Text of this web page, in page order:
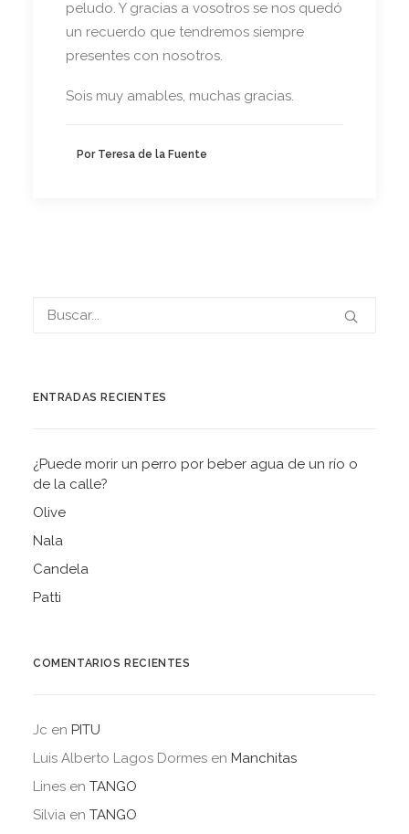
peludo. Y gracias a vosotros se nos quedó
un recuerdo que tendremos siempre
presentes con nosotros.
Sois muy amables, muchas gracias.
Por Teresa de la Fuente
ENTRADAS RECIENTES
¿Puede morir un perro por beber agua de un río o
de la calle?
Olive
Nala
Candela
Patti
COMENTARIOS RECIENTES
Jc en PITU
Luis Alberto Lagos Dormes en Manchitas
Lines en TANGO
Silvia en TANGO